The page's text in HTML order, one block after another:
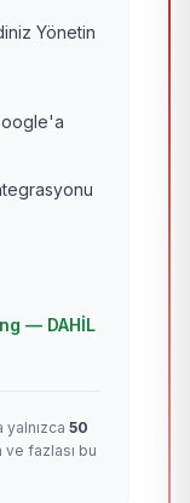
Yönetin
— DAHİL
yalnızca 50
ve fazlası bu